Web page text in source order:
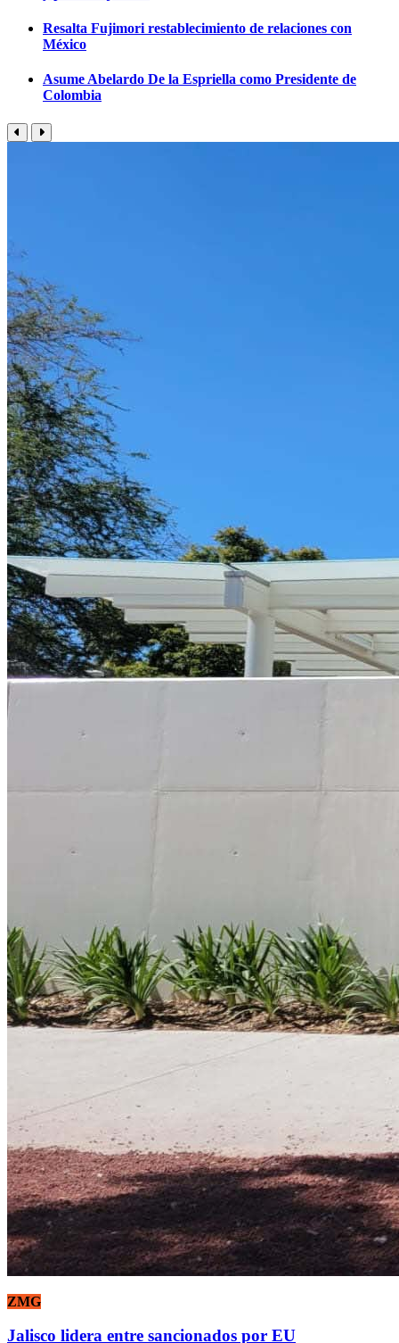
Resalta Fujimori restablecimiento de relaciones con
México
Asume Abelardo De la Espriella como Presidente de
Colombia
ZMG
Jalisco lidera entre sancionados por EU